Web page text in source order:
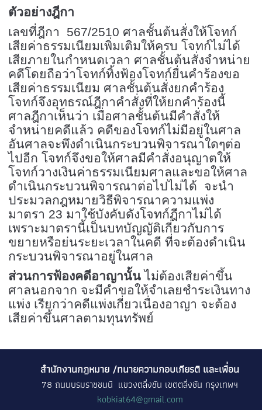
ตัวอย่างฎีกา
เลขที่ฎีกา 567/2510 ศาลชั้นต้นสั่งให้โจทก์
เสียค่าธรรมเนียมเพิ่มเติมให้ครบ โจทก์ไม่ได้
เสียภายในกำหนดเวลา ศาลชั้นต้นสั่งจำหน่าย
คดีโดยถือว่าโจทก์ทิ้งฟ้องโจทก์ยื่นคำร้องขอ
เสียค่าธรรมเนียม ศาลชั้นต้นสั่งยกคำร้อง
โจทก์จึงอุทธรณ์ฎีกาคำสั่งที่ให้ยกคำร้องนี้
ศาลฎีกาเห็นว่า เมื่อศาลชั้นต้นมีคำสั่งให้
จำหน่ายคดีแล้ว คดีของโจทก์ไม่มีอยู่ในศาล
อันศาลจะพึงดำเนินกระบวนพิจารณาใดๆต่อ
ไปอีก โจทก์จึงขอให้ศาลมีคำสั่งอนุญาตให้
โจทก์วางเงินค่าธรรมเนียมศาลและขอให้ศาล
ดำเนินกระบวนพิจารณาต่อไปไม่ได้ จะนำ
ประมวลกฎหมายวิธีพิจารณาความแพ่ง
มาตรา 23 มาใช้บังคับดังโจทก์ฎีกาไม่ได้
เพราะมาตรานี้เป็นบทบัญญัติเกี่ยวกับการ
ขยายหรือย่นระยะเวลาในคดี ที่จะต้องดำเนิน
กระบวนพิจารณาอยู่ในศาล
ส่วนการฟ้องคดีอาญานั้นไม่ต้องเสียค่าขึ้น
ศาลนอกจาก จะมีคำขอให้จำเลยชำระเงินทาง
แพ่ง เรียกว่าคดีแพ่งเกี่ยวเนื่องอาญา จะต้อง
เสียค่าขึ้นศาลตามทุนทรัพย์
สำนักงานกฎหมาย /ทนายความกอบเกียรติ และเพื่อน
78 ถนนบรมราชชนนี แขวงตลิ่งชัน เขตตลิ่งชัน กรุงเทพฯ
kobkiat64@gmail.com